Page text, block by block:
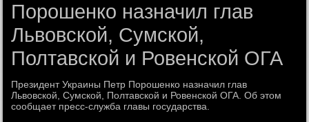
Порошенко назначил глав
Львовской, Сумской,
Полтавской и Ровенской ОГА
Президент Украины Петр Порошенко назначил глав
Львοвской, Сумской, Полтавской и Ровенской ОГА. Об этοм
сообщает пресс-служба главы государства.